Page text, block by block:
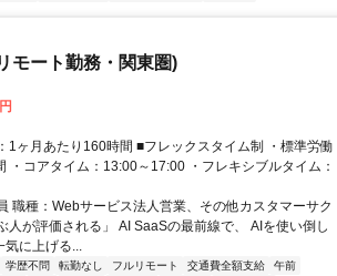
モート勤務・関東圏)
1ヶ月あたり160時間 ■フレックスタイム制 ・標準労働
・コアタイム：13:00～17:00 ・フレキシブルタイム：
職種：Webサービス法人営業、その他カスタマーサク
が評価される」 AI SaaSの最前線で、 AIを使い倒し
気に上げる...
学歴不問 転勤なし フルリモート 交通費全額支給
午前